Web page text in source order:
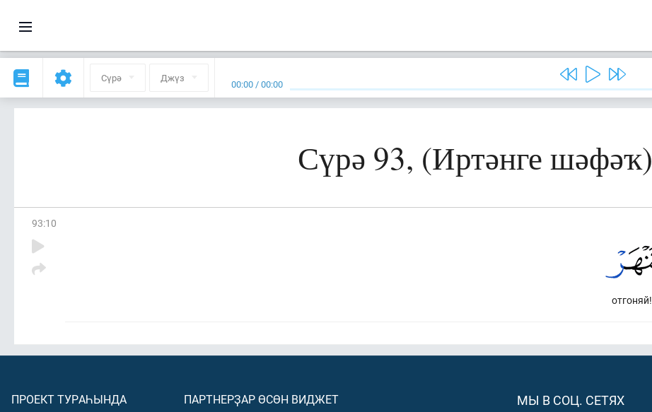
Сүрә Джүз 00:00 /00:00
Сүрә 93, (Иртәнге шәфәҡ)
93:10
отгоняй!
ПРОЕКТ ТУРАҺЫНДА
ПАРТНЕРҘАР ӨСӨН ВИДЖЕТ
МЫ В СОЦ. СЕТЯХ